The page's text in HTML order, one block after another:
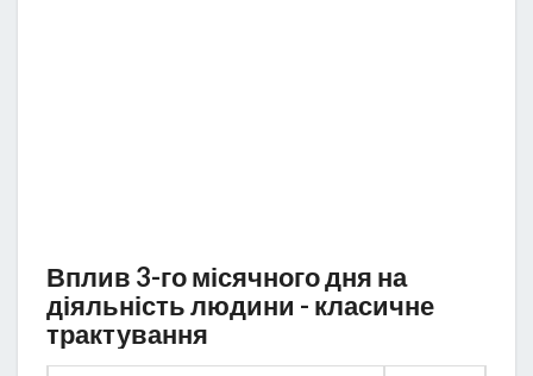
Вплив 3-го місячного дня на
діяльність людини - класичне
трактування